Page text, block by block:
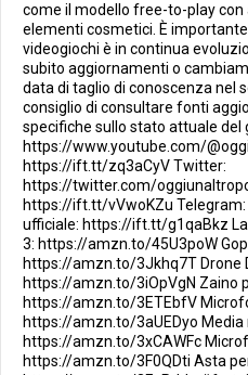
come il modello free-to-play
elementi cosmetici. È
videogiochi è in continua
subito aggiornamenti o
data di taglio di conoscenza nel
consiglio di consultare fonti
specifiche sullo stato attuale del
https://www.youtube.com/
https://ift.tt/zq3aCyV Twitter:
https://twitter.com/
https://ift.tt/vVwoKZu
ufficiale: https://ift.tt/g1qaBkz
3: https://amzn.to/45U3poW
https://amzn.to/3Jkhq7T Drone
https://amzn.to/3iOpVgN Zaino
https://amzn.to/3ETEbfV
https://amzn.to/3aUEDyo Media
https://amzn.to/3xCAWFc
https://amzn.to/3F0QDti Asta